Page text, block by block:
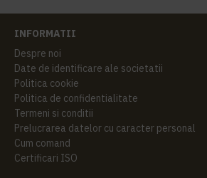
INFORMATII
Despre noi
Date de identificare ale societatii
Politica cookie
Politica de confidentialitate
Termeni si conditii
Prelucrarea datelor cu caracter personal
Cum comand
Certificari ISO